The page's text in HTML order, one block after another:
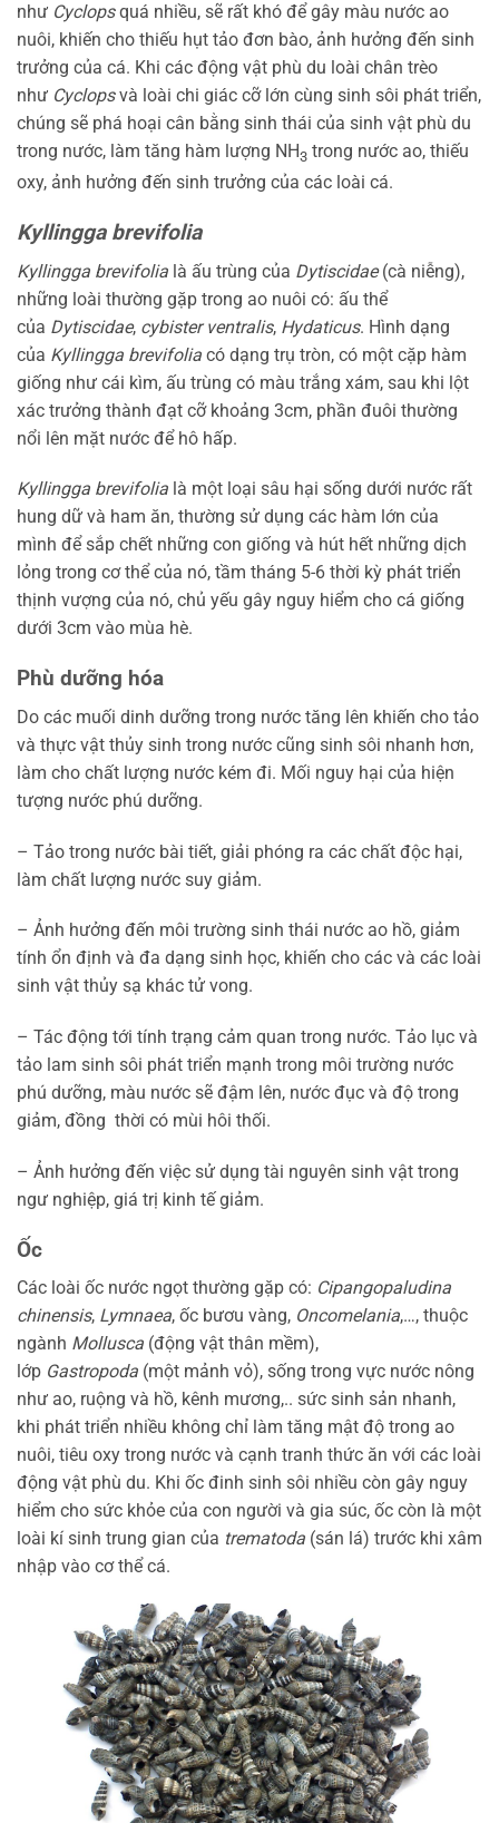
như Cyclopsquá nhiều, sẽ rất khó để gây màu nước ao
nuôi, khiến cho thiếu hụt tảo đơn bào, ảnh hưởng đến sinh
trưởng của cá. Khi các động vật phù du loài chân trèo
như Cyclopsvà loài chi giác cỡ lớn cùng sinh sôi phát triển,
chúng sẽ phá hoại cân bằng sinh thái của sinh vật phù du
trong nước, làm tăng hàm lượng NH3 trong nước ao, thiếu
oxy, ảnh hưởng đến sinh trưởng của các loài cá.
Kyllingga brevifolia
Kyllingga brevifolia là ấu trùng của Dytiscidae(cà niễng),
những loài thường gặp trong ao nuôi có: ấu thể
của Dytiscidae, cybister ventralis, Hydaticus. Hình dạng
của Kyllingga brevifolia có dạng trụ tròn, có một cặp hàm
giống như cái kìm, ấu trùng có màu trắng xám, sau khi lột
xác trưởng thành đạt cỡ khoảng 3cm, phần đuôi thường
nổi lên mặt nước để hô hấp.
Kyllingga brevifolia là một loại sâu hại sống dưới nước rất
hung dữ và ham ăn, thường sử dụng các hàm lớn của
mình để sắp chết những con giống và hút hết những dịch
lỏng trong cơ thể của nó, tầm tháng 5-6 thời kỳ phát triển
thịnh vượng của nó, chủ yếu gây nguy hiểm cho cá giống
dưới 3cm vào mùa hè.
Phù dưỡng hóa
Do các muối dinh dưỡng trong nước tăng lên khiến cho tảo
và thực vật thủy sinh trong nước cũng sinh sôi nhanh hơn,
làm cho chất lượng nước kém đi. Mối nguy hại của hiện
tượng nước phú dưỡng.
– Tảo trong nước bài tiết, giải phóng ra các chất độc hại,
làm chất lượng nước suy giảm.
– Ảnh hưởng đến môi trường sinh thái nước ao hồ, giảm
tính ổn định và đa dạng sinh học, khiến cho các và các loài
sinh vật thủy sạ khác tử vong.
– Tác động tới tính trạng cảm quan trong nước. Tảo lục và
tảo lam sinh sôi phát triển mạnh trong môi trường nước
phú dưỡng, màu nước sẽ đậm lên, nước đục và độ trong
giảm, đồng thời có mùi hôi thối.
– Ảnh hưởng đến việc sử dụng tài nguyên sinh vật trong
ngư nghiệp, giá trị kinh tế giảm.
Ốc
Các loài ốc nước ngọt thường gặp có: Cipangopaludina
chinensis, Lymnaea, ốc bươu vàng, Oncomelania,…, thuộc
ngành Mollusca (động vật thân mềm),
lớp Gastropoda (một mảnh vỏ), sống trong vực nước nông
như ao, ruộng và hồ, kênh mương,.. sức sinh sản nhanh,
khi phát triển nhiều không chỉ làm tăng mật độ trong ao
nuôi, tiêu oxy trong nước và cạnh tranh thức ăn với các loài
động vật phù du. Khi ốc đinh sinh sôi nhiều còn gây nguy
hiểm cho sức khỏe của con người và gia súc, ốc còn là một
loài kí sinh trung gian của trematoda (sán lá) trước khi xâm
nhập vào cơ thể cá.